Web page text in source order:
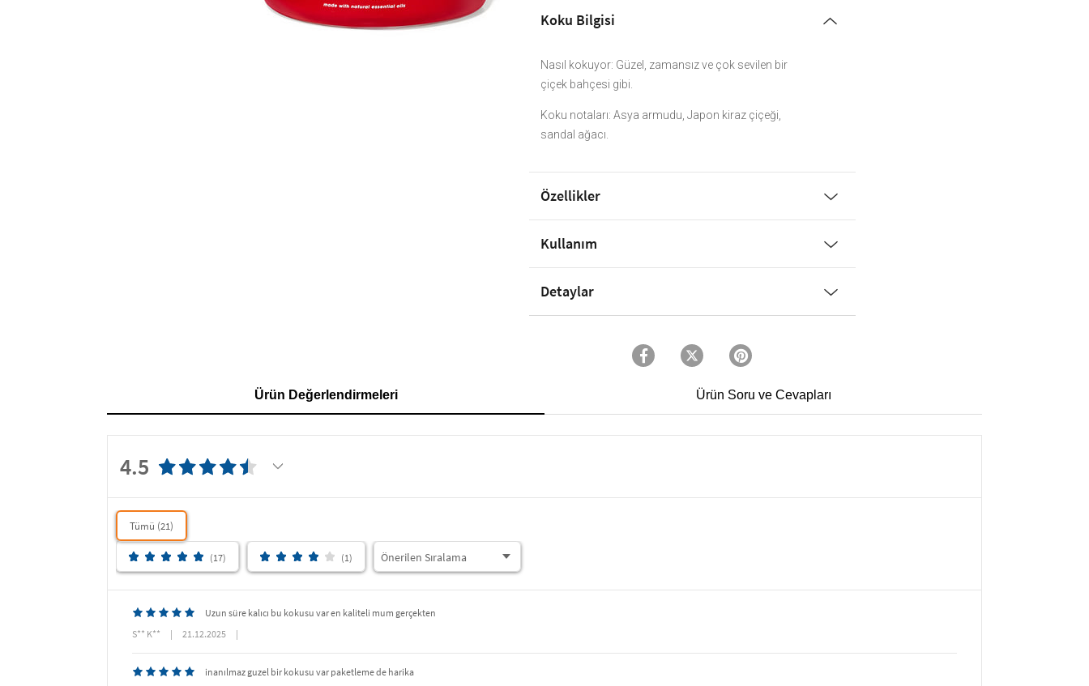
Koku Bilgisi
Nasıl kokuyor: Güzel, zamansız ve çok sevilen bir
çiçek bahçesi gibi.
Koku notaları: Asya armudu, Japon kiraz çiçeği,
sandal ağacı.
Özellikler
Kullanım
Detaylar
Ürün Değerlendirmeleri Ürün Soru ve Cevapları
4.5
Tümü (21)
(17) (1)
Uzun süre kalıcı bu kokusu var en kaliteli mum gerçekten
S** K**
| 21.12.2025 |
inanılmaz guzel bir kokusu var paketleme de harika